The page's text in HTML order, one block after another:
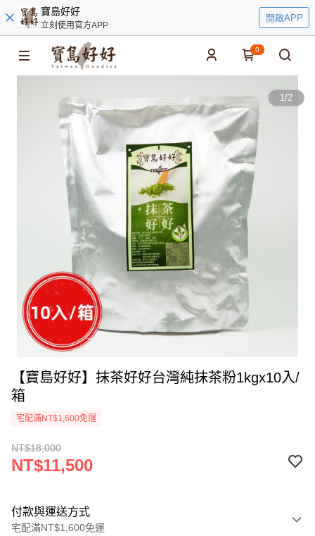
寶島好好
立刻使用官方APP
開啟APP
0
1/2
【寶島好好】抹茶好好台灣純抹茶粉1kgx10入/
箱
宅配滿NT$1,600免運
NT$18,000
NT$11,500
付款與運送方式
宅配滿NT$1,600免運